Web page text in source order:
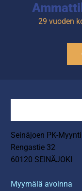
29 vuoden
Seinäjoen PK-
Rengastie 32
60120 SEINÄJOKI
Myymälä avoinna